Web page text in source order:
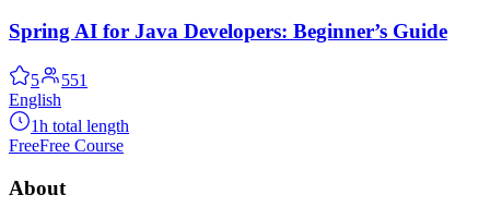
Spring AI for Java Developers: Beginner’s Guide
5
551
English
1h total length
FreeFree Course
About